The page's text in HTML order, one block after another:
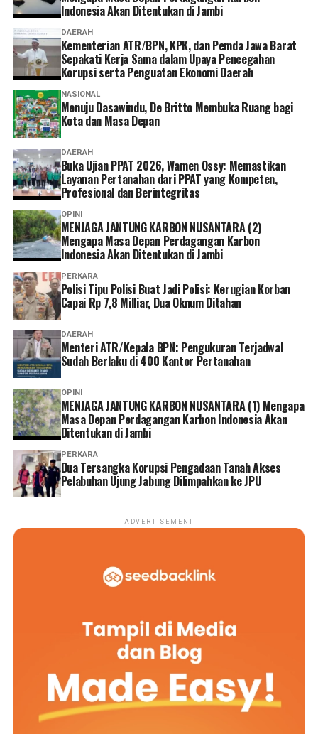
Jakarta, ujian akan diikuti oleh 2.397 orang pada 11-13
Agustus 2026, sedangkan di Politeknik Agraria STPN,
D.I. Yogyakarta diikuti 3.007 orang pada 18-20 Agustus
2026.
Dalam acara Pembukaan Ujian PPAT Tahun 2026 ini,
Wamen Ossy turut didampingi oleh Kepala BPSDM,
Agustyarsyah; Direktur Pengaturan Pendaftaran Tanah
Ketua Umum IPPAT, Hapendi Harahap. Acara
pembukaan juga disaksikan oleh sejumlah jajaran IPPAT
Pusat.
Indonesia Akan Ditentukan di Jambi
DAERAH
Kementerian ATR/BPN, KPK, dan Pemda Jawa Barat
Sepakati Kerja Sama dalam Upaya Pencegahan
Korupsi serta Penguatan Ekonomi Daerah
NASIONAL
Menuju Dasawindu, De Britto Membuka Ruang bagi
Kota dan Masa Depan
DAERAH
Buka Ujian PPAT 2026, Wamen Ossy: Memastikan
Layanan Pertanahan dari PPAT yang Kompeten,
Profesional dan Berintegritas
OPINI
MENJAGA JANTUNG KARBON NUSANTARA (2)
Mengapa Masa Depan Perdagangan Karbon
Indonesia Akan Ditentukan di Jambi
PERKARA
Polisi Tipu Polisi Buat Jadi Polisi: Kerugian Korban
Capai Rp 7,8 Milliar, Dua Oknum Ditahan
DAERAH
Menteri ATR/Kepala BPN: Pengukuran Terjadwal
Sudah Berlaku di 400 Kantor Pertanahan
OPINI
MENJAGA JANTUNG KARBON NUSANTARA (1) Mengapa
Masa Depan Perdagangan Karbon Indonesia Akan
Ditentukan di Jambi
PERKARA
Dua Tersangka Korupsi Pengadaan Tanah Akses
Pelabuhan Ujung Jabung Dilimpahkan ke JPU
ADVERTISEMENT